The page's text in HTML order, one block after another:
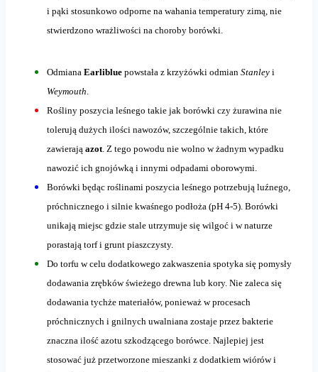
i pąki stosunkowo odporne na wahania temperatury zimą, nie
stwierdzono wrażliwości na choroby borówki.
Odmiana Earliblue powstała z krzyżówki odmian Stanley i
Weymouth
Rośliny poszycia leśnego takie jak borówki czy żurawina nie
tolerują dużych ilości nawozów, szczególnie takich, które
zawierają azot . Z tego powodu nie wolno w żadnym wypadku
nawozić ich gnojówką i innymi odpadami oborowymi.
Borówki będąc roślinami poszycia leśnego potrzebują luźnego,
próchnicznego i silnie kwaśnego podłoża (pH 4-5). Borówki
unikają miejsc gdzie stale utrzymuje się wilgoć i w naturze
porastają torf i grunt piaszczysty.
Do torfu w celu dodatkowego zakwaszenia spotyka się pomysły
dodawania zrębków świeżego drewna lub kory. Nie zaleca się
dodawania tychże materiałów, ponieważ w procesach
próchnicznych i gnilnych uwalniana zostaje przez bakterie
znaczna ilość azotu szkodzącego borówce. Najlepiej jest
stosować już przetworzone mieszanki z dodatkiem wiórów i